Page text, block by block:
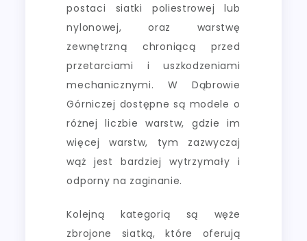
postaci siatki poliestrowej lub
nylonowej, oraz warstwę
zewnętrzną chroniącą przed
przetarciami i uszkodzeniami
mechanicznymi. W Dąbrowie
Górniczej dostępne są modele o
różnej liczbie warstw, gdzie im
więcej warstw, tym zazwyczaj
wąż jest bardziej wytrzymały i
odporny na zaginanie.
Kolejną kategorią są węże
zbrojone siatką, które oferują